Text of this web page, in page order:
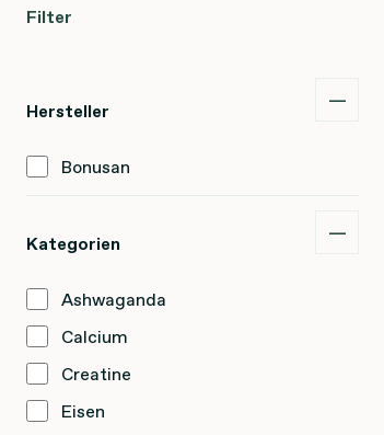
Filter
Hersteller
Bonusan
Kategorien
Ashwaganda
Calcium
Creatine
Eisen